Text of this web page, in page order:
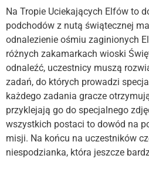
Na Tropie Uciekających Elfów to
podchodów z nutą świątecznej
odnalezienie ośmiu zaginionych
różnych zakamarkach wioski
odnaleźć, uczestnicy muszą
zadań, do których prowadzi
każdego zadania gracze
przyklejają go do specjalnego
wszystkich postaci to dowód na
misji. Na końcu na uczestników
niespodzianka, która jeszcze